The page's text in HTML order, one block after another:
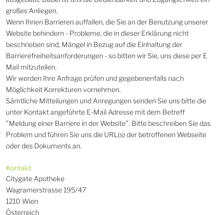
großes Anliegen.
Wenn Ihnen Barrieren auffallen, die Sie an der Benutzung unserer
Website behindern - Probleme, die in dieser Erklärung nicht
beschrieben sind, Mängel in Bezug auf die Einhaltung der
Barrierefreiheitsanforderungen - so bitten wir Sie, uns diese per E
Mail mitzuteilen.
Wir werden Ihre Anfrage prüfen und gegebenenfalls nach
Möglichkeit Korrekturen vornehmen.
Sämtliche Mitteilungen und Anregungen senden Sie uns bitte die
unter Kontakt angeführte E-Mail Adresse mit dem Betreff
"Meldung einer Barriere in der Website". Bitte beschreiben Sie das
Problem und führen Sie uns die URL(s) der betroffenen Webseite
oder des Dokuments an.
Kontakt:
Citygate Apotheke
Wagramerstrasse 195/47
1210 Wien
Österreich